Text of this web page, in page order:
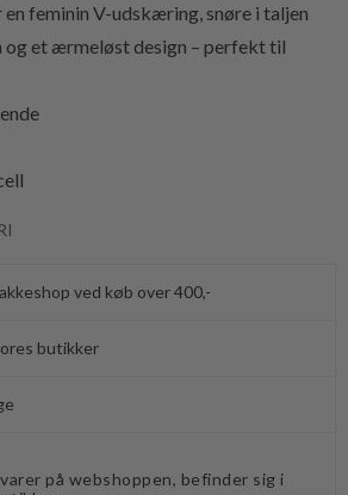
feminin V-udskæring, snøre i taljen
et ærmeløst design – perfekt til
ved køb over 400,-
butikker
på webshoppen, befinder sig i